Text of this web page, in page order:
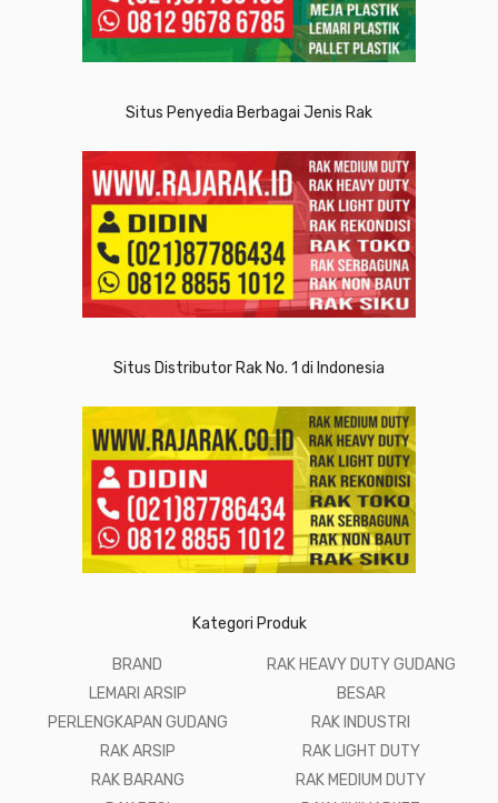
Situs Penyedia Berbagai Jenis Rak
Situs Distributor Rak No. 1 di Indonesia
Kategori Produk
BRAND
LEMARI ARSIP
PERLENGKAPAN GUDANG
RAK ARSIP
RAK BARANG
RAK HEAVY DUTY GUDANG
BESAR
RAK INDUSTRI
RAK LIGHT DUTY
RAK MEDIUM DUTY